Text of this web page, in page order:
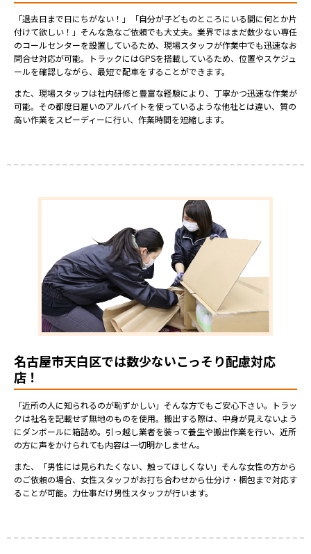
「退去日まで日にちがない！」「自分が子どものところにいる間に何とか片
付けて欲しい！」そんな急なご依頼でも大丈夫。業界ではまだ数少ない専任
のコールセンターを設置しているため、現場スタッフが作業中でも迅速なお
問合せ対応が可能。トラックにはGPSを搭載しているため、位置やスケジュ
ールを確認しながら、最短で配車をすることができます。
また、現場スタッフは社内研修と豊富な経験により、丁寧かつ迅速な作業が
可能。その都度日雇いのアルバイトを使っているような他社とは違い、質の
高い作業をスピーディーに行い、作業時間を短縮します。
名古屋市天白区では数少ないこっそり配慮対応
店！
「近所の人に知られるのが恥ずかしい」そんな方でもご安心下さい。トラッ
クは社名を記載せず無地のものを使用。搬出する際は、中身が見えないよう
にダンボールに箱詰め。引っ越し業者を装って養生や搬出作業を行い、近所
の方に声をかけられても内容は一切明かしません。
また、「男性には見られたくない、触ってほしくない」そんな女性の方から
のご依頼の場合、女性スタッフがお打ち合わせから仕分け・梱包まで対応す
ることが可能。力仕事だけ男性スタッフが行います。